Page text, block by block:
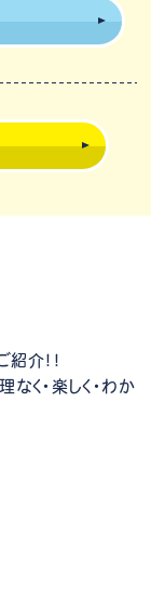
介！！
く・楽しく・わか